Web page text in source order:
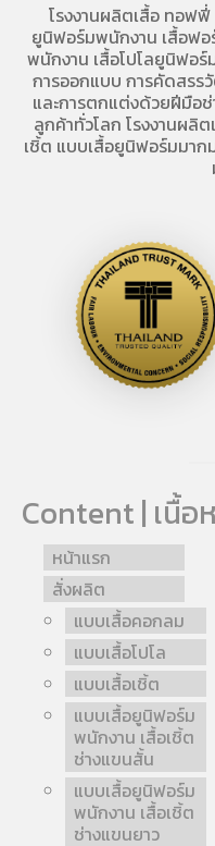
โรงงานผลิตเสื้อ ทอฟฟี่
ยูนิฟอร์มพนักงาน เสื้อฟ
พนักงาน เสื้อโปโลยูนิฟอร์
การออกแบบ การคัดสรร
และการตกแต่งด้วยฝีมือ
ลูกค้าทั่วโลก โรงงานผลิต
เชิ้ต แบบเสื้อยูนิฟอร์มมาก
Content | เนื้อ
หน้าแรก
สั่งผลิต
แบบเสื้อคอกลม
แบบเสื้อโปโล
แบบเสื้อเชิ้ต
แบบเสื้อยูนิฟอร์ม
พนักงาน เสื้อเชิ้ต
ช่างแขนสั้น
แบบเสื้อยูนิฟอร์ม
พนักงาน เสื้อเชิ้ต
ช่างแขนยาว